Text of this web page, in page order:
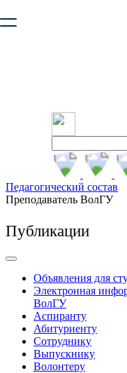
безопасную работу с
Педагогический состав
Преподаватель ВолГУ
Публикации
Объявления для
Электронная
ВолГУ
Аспиранту
Абитуриенту
Сотруднику
Выпускнику
Волонтеру